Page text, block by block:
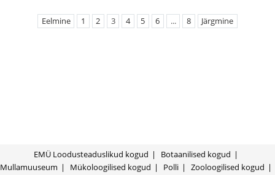
Eelmine 1 2 3 4 5 6 ... 8 Järgmine
EMÜ Loodusteaduslikud kogud
Botaanilised kogud
Mullamuuseum
Mükoloogilised kogud Polli
Zooloogilised kogud